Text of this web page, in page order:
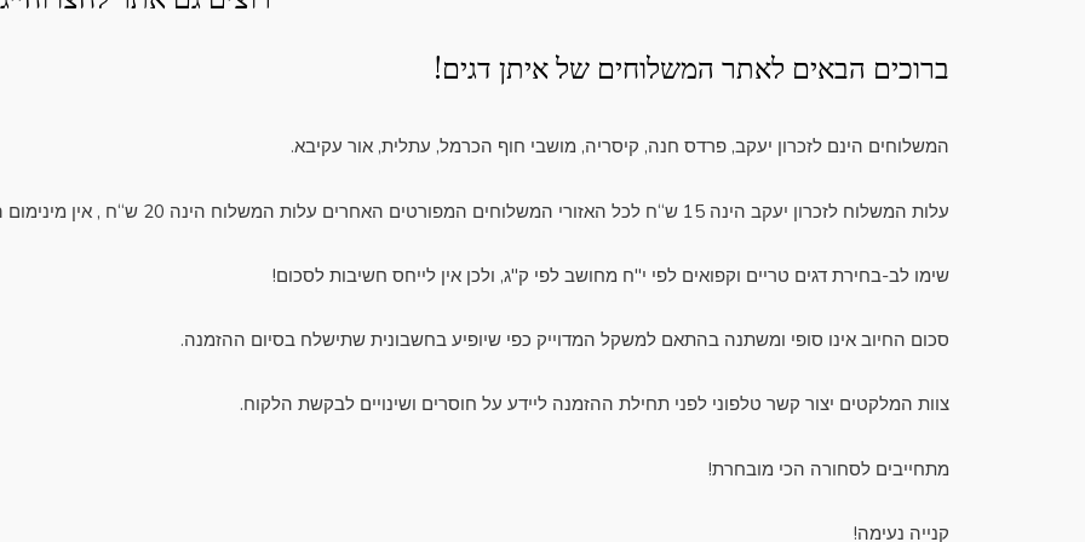
ברוכים הבאים לאתר המשלוחים של איתן דגים!
המשלוחים הינם לזכרון יעקב, פרדס חנה, קיסריה, מושבי חוף הכרמל, עתלית, אור עקיבא.
עלות המשלוח לזכרון יעקב הינה 15 ש“ח לכל האזורי המשלוחים המפורטים האחרים עלות המשלוח הינה 20 ש“ח , אין מינימום הזמנה
שימו לב-בחירת דגים טריים וקפואים לפי י"ח מחושב לפי ק"ג, ולכן אין לייחס חשיבות לסכום!
סכום החיוב אינו סופי ומשתנה בהתאם למשקל המדוייק כפי שיופיע בחשבונית שתישלח בסיום ההזמנה.
צוות המלקטים יצור קשר טלפוני לפני תחילת ההזמנה ליידע על חוסרים ושינויים לבקשת הלקוח.
מתחייבים לסחורה הכי מובחרת!
קנייה נעימה!